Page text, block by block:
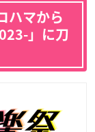
ハマから
」に刀